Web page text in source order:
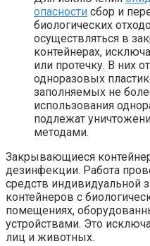
опасности сбор и
биологических
осуществляться в
контейнерах,
или протечку. В них
одноразовых
заполняемых не
использования
подлежат
методами.
Закрывающиеся
дезинфекции. Работа
средств индивидуальной
контейнеров с
помещениях,
устройствами. Это
лиц и животных.